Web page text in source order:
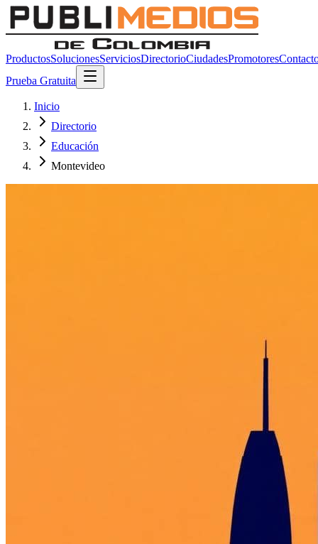
ProductosSolucionesServiciosDirectorioCiudadesPromotores
Prueba Gratuita
Inicio
Directorio
Educación
Montevideo